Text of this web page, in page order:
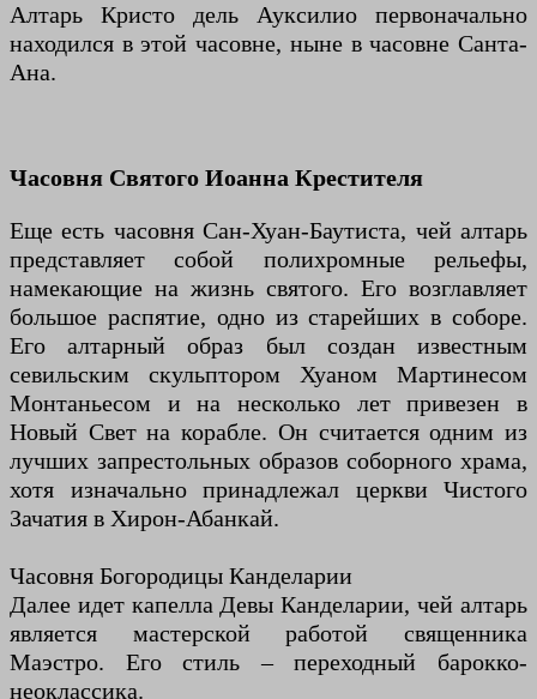
Алтарь Кристо дель Ауксилио первоначально
находился в этой часовне, ныне в часовне Санта-
Ана.
Часовня Святого Иоанна Крестителя
Еще есть часовня Сан-Хуан-Баутиста, чей алтарь
представляет собой полихромные рельефы,
намекающие на жизнь святого. Его возглавляет
большое распятие, одно из старейших в соборе.
Его алтарный образ был создан известным
севильским скульптором Хуаном Мартинесом
Монтаньесом и на несколько лет привезен в
Новый Свет на корабле. Он считается одним из
лучших запрестольных образов соборного храма,
хотя изначально принадлежал церкви Чистого
Зачатия в Хирон-Абанкай.
Часовня Богородицы Канделарии
Далее идет капелла Девы Канделарии, чей алтарь
является мастерской работой священника
Маэстро. Его стиль – переходный барокко-
неоклассика.